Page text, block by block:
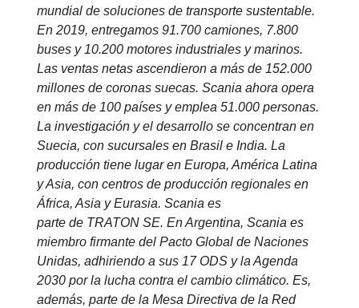
mundial de soluciones de transporte sustentable.
En 2019, entregamos 91.700 camiones, 7.800
buses y 10.200 motores industriales y marinos.
Las ventas netas ascendieron a más de 152.000
millones de coronas suecas. Scania ahora opera
en más de 100 países y emplea 51.000 personas.
La investigación y el desarrollo se concentran en
Suecia, con sucursales en Brasil e India. La
producción tiene lugar en Europa, América Latina
y Asia, con centros de producción regionales en
África, Asia y Eurasia. Scania es
parte de TRATON SE. En Argentina, Scania es
miembro firmante del Pacto Global de Naciones
Unidas, adhiriendo a sus 17 ODS y la Agenda
2030 por la lucha contra el cambio climático. Es,
además, parte de la Mesa Directiva de la Red